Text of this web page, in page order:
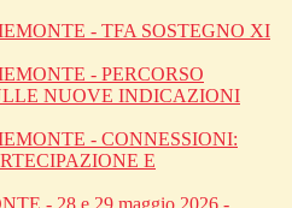
- TFA SOSTEGNO XI
- PERCORSO
NUOVE INDICAZIONI
- CONNESSIONI:
E